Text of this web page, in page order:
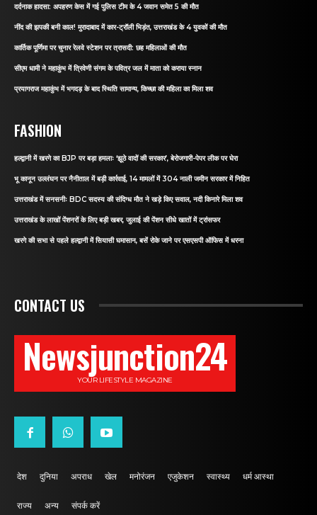
दर्दनाक हादसा: अपहरण केस में गई पुलिस टीम के 4 जवान समेत 5 की मौत
नींद की झपकी बनी काल! मुरादाबाद में कार-ट्रॉली भिड़ंत, उत्तराखंड के 4 युवकों की मौत
कार्तिक पूर्णिमा पर चुनार रेलवे स्टेशन पर त्रासदी: छह महिलाओं की मौत
सीएम धामी ने महाकुंभ में त्रिवेणी संगम के पवित्र जल में माता को कराया स्नान
प्रयागराज महाकुंभ में भगदड़ के बाद स्थिति सामान्य, किच्छा की महिला का मिला शव
FASHION
हल्द्वानी में खरगे का BJP पर बड़ा हमलाः ‘झूठे वादों की सरकार’, बेरोजगारी-पेपर लीक पर घेरा
भू कानून उल्लंघन पर नैनीताल में बड़ी कार्रवाई, 14 मामलों में 304 नाली जमीन सरकार में निहित
उत्तराखंड में सनसनीः BDC सदस्य की संदिग्ध मौत ने खड़े किए सवाल, नदी किनारे मिला शव
उत्तराखंड के लाखों पेंशनरों के लिए बड़ी खबर, जुलाई की पेंशन सीधे खातों में ट्रांसफर
खरगे की सभा से पहले हल्द्वानी में सियासी घमासान, बसें रोके जाने पर एसएसपी ऑफिस में धरना
CONTACT US
Newsjunction24
YOUR LIFESTYLE MAGAZINE
देश दुनिया अपराध खेल मनोरंजन एजुकेशन स्वास्थ्य धर्म आस्था
राज्य अन्य संपर्क करें